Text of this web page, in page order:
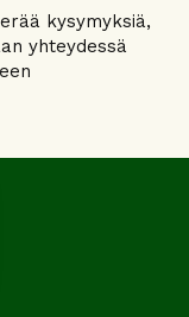
kysymyksiä,
yhteydessä